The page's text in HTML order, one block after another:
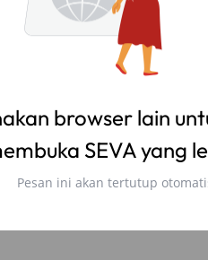
pihaknya terus
pada masyarakat.
perpanjangan STNK.
menggunakan STNK
WhatsApp, Jangan Salah
dengan memanfaatkan
Ditjen Dukcapil,